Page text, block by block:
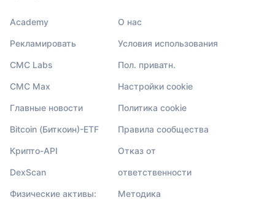
Academy
Рекламировать
CMC Labs
CMC Max
Главные новости
Bitcoin (Биткоин)-ETF
Крипто-API
DexScan
Физические активы:
О нас
Условия использования
Пол. приватн.
Настройки cookie
Политика cookie
Правила сообщества
Отказ от
ответственности
Методика